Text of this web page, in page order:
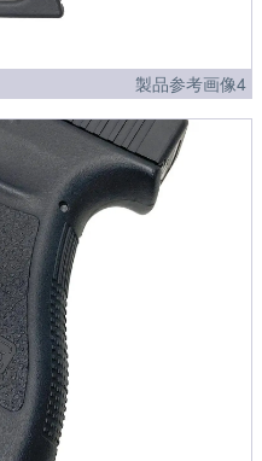
製品参考画像4